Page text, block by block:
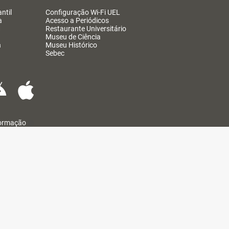
Configuração Wi-Fi UEL
Acesso a Periódicos
Restaurante Universitário
Museu de Ciência
Museu Histórico
Sebec